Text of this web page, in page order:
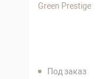
Green Prestige
Под заказ